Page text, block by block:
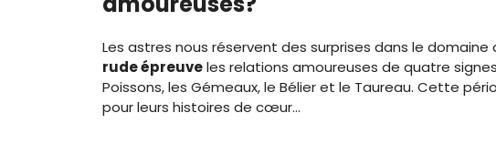
Les astres nous réservent des surprises dans le
rude épreuveles relations amoureuses de quatre
Poissons, les Gémeaux, le Bélier et le Taureau. Cette
pour leurs histoires de cœur…